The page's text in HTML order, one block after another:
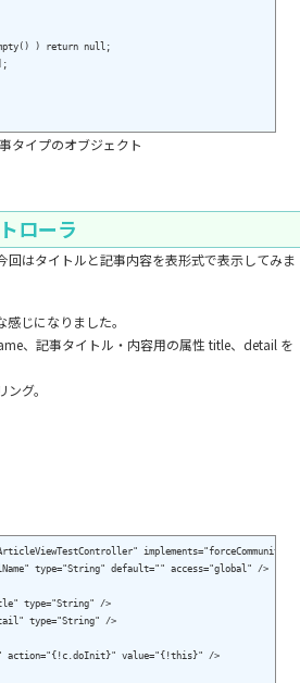
) return null;
タイプのオブジェクト
ローラ
回はタイトルと記事内容を表形式で表示してみま
じになりました。
、記事タイトル・内容用の属性 title、detail を
グ。
type="String" default="" access="global" />
type="String" />
type="String" />
action="{!c.doInit}" value="{!this}" />